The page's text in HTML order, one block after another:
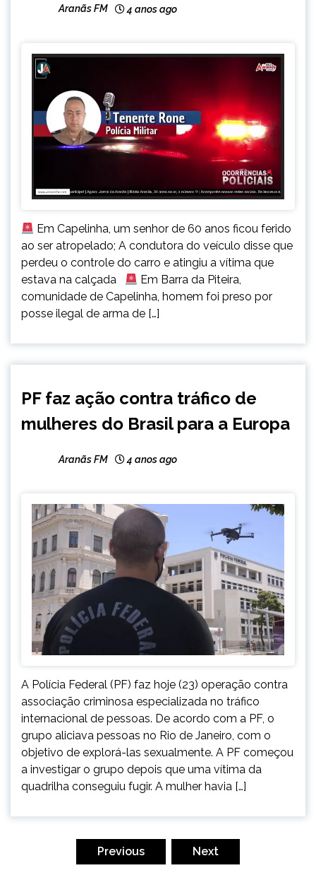
Aranãs FM 4 anos ago
Em Capelinha, um senhor de 60 anos ficou ferido
ao ser atropelado; A condutora do veículo disse que
perdeu o controle do carro e atingiu a vítima que
estava na calçada
Em Barra da Piteira,
comunidade de Capelinha, homem foi preso por
posse ilegal de arma de […]
NOTÍCIAS
PF faz ação contra tráfico de
mulheres do Brasil para a Europa
Aranãs FM 4 anos ago
A Polícia Federal (PF) faz hoje (23) operação contra
associação criminosa especializada no tráfico
internacional de pessoas. De acordo com a PF, o
grupo aliciava pessoas no Rio de Janeiro, com o
objetivo de explorá-las sexualmente. A PF começou
a investigar o grupo depois que uma vítima da
quadrilha conseguiu fugir. A mulher havia […]
Previous Next